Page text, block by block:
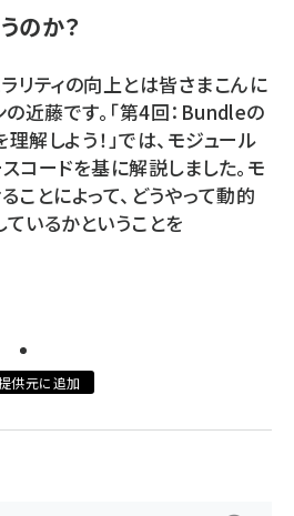
献～仲間と築いた勝利の絆～ (2325)
する晴山佳須夫のヒント集！ (2047)
のか？
リティの向上とは皆さまこんに
の近藤です。「第4回：Bundleの
解しよう！」では、モジュール
コードを基に解説しました。モ
ことによって、どうやって動的
いるかということを
供元に追加